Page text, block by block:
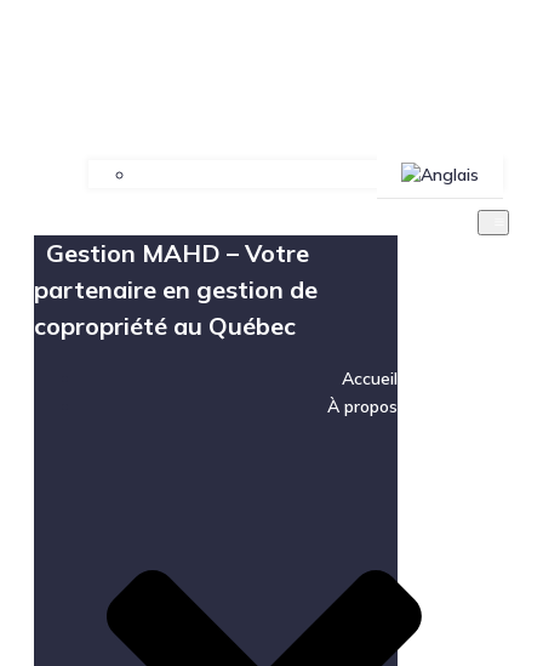
Gestion MAHD – Votre
partenaire en gestion de
copropriété au Québec
Accueil
À propos